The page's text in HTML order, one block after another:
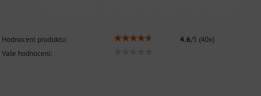
Hodnocení produktu: 4.6/5 (40x)
Vaše hodnocení: